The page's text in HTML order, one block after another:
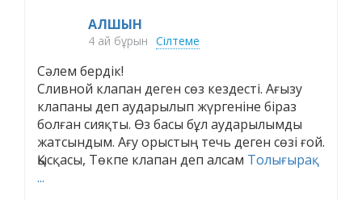
АЛШЫН
4 ай бұрын Сілтеме
Сәлем бердік!
Сливной клапан деген сөз кездесті. Ағызу
клапаны деп аударылып жүргеніне біраз
болған сияқты. Өз басы бұл аударылымды
жатсындым. Ағу орыстың течь деген сөзі ғой.
Қысқасы, Төкпе клапан деп алсам Толығырақ
...